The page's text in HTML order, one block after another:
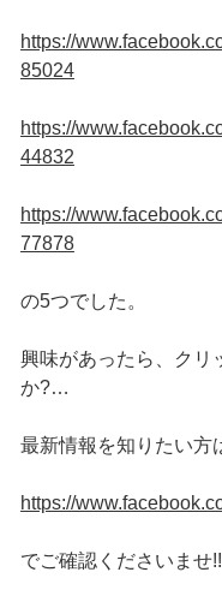
https://
85024
https://
44832
https://
77878
の5つでした。
興味があったら、クリ
か?…
最新情報を知りたい方
https://
でご確認くださいませ!!